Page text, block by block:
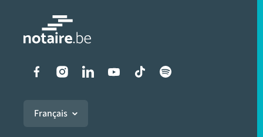
Liens vers les réseaux
Français